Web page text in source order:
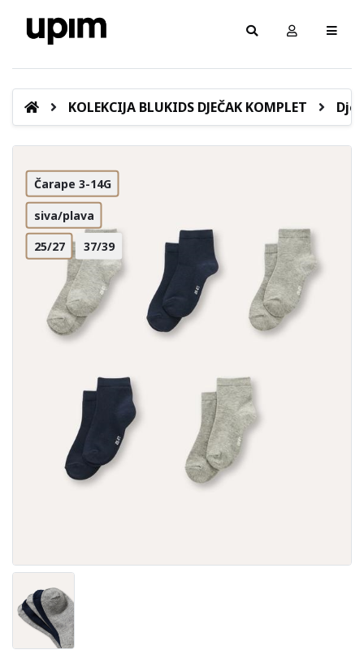
KOLEKCIJA BLUKIDS DJEČAK KOMPLET
Čarape 3-14G
siva/plava
25/27 37/39